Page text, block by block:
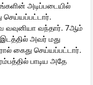
அடிப்படையில்
வவுனியா வந்தார். 7ஆம்
இடத்தில் அவர் மது
கைது செய்யப்பட்டார்.
பாடிய அதே